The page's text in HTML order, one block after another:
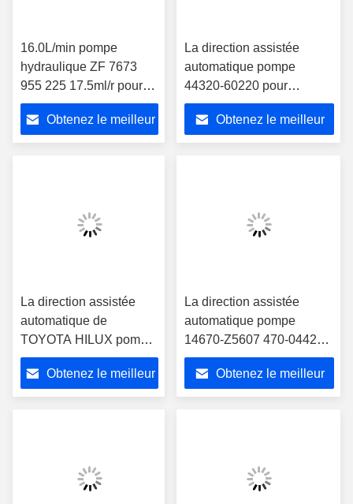
16.0L/min pompe
hydraulique ZF 7673
955 225 17.5ml/r pour
1589231
Obtenez le meilleur
La direction assistée
automatique pompe
44320-60220 pour
TOYOTA LANDCRUISER
Obtenez le meilleur
La direction assistée
automatique de
TOYOTA HILUX pompe
44310-35610 7.0L/min
TS16949
Obtenez le meilleur
La direction assistée
automatique pompe
14670-Z5607 470-04422
pour NISSAN FE6
Obtenez le meilleur